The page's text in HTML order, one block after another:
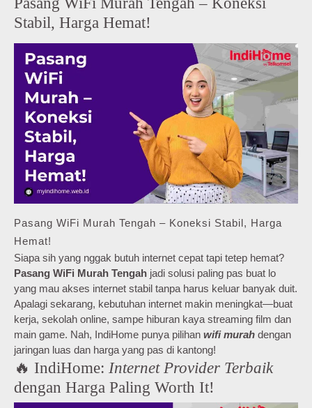
Stabil, Harga Hemat!
Pasang WiFi Murah Tengah – Koneksi Stabil, Harga
Hemat!
Siapa sih yang nggak butuh internet cepat tapi tetep hemat?
Pasang WiFi Murah Tengah jadi solusi paling pas buat lo
yang mau akses internet stabil tanpa harus keluar banyak duit.
Apalagi sekarang, kebutuhan internet makin meningkat—buat
kerja, sekolah online, sampe hiburan kaya streaming film dan
main game. Nah, IndiHome punya pilihan wifi murah dengan
jaringan luas dan harga yang pas di kantong!
🔥 IndiHome: Internet Provider Terbaik
dengan Harga Paling Worth It!